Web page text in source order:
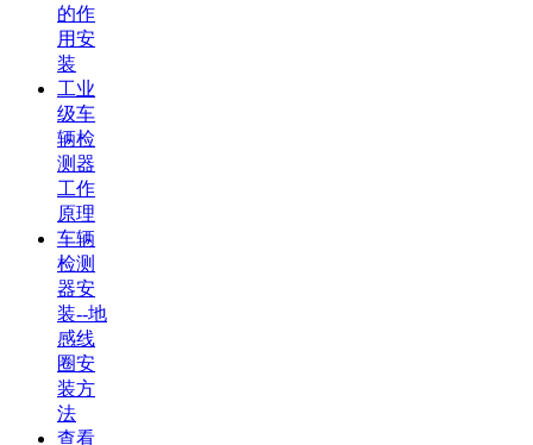
的作
用安
装
工业
级车
辆检
测器
工作
原理
车辆
检测
器安
装--地
感线
圈安
装方
法
查看